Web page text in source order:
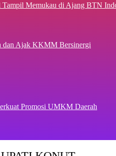
Memukau di Ajang BTN
dan Ajak KKMM Bersinergi
Promosi UMKM Daerah